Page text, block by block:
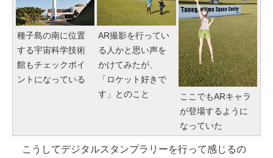
種子島の南に位置
する宇宙科学技術
館もチェックポイ
ントになっている
AR撮影を行ってい
る人かと思い声を
かけてみたが、
「ロケット好きで
す」とのこと
ここでもARキャラ
が登場するように
なっていた
こうしてデジタルスタンプラリーを行って感じるの